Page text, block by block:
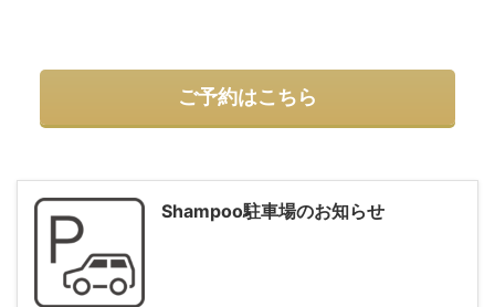
ご予約はこちら
Shampoo駐車場のお知らせ